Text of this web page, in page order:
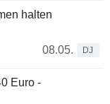
halten
08.05.
DJ
Euro -